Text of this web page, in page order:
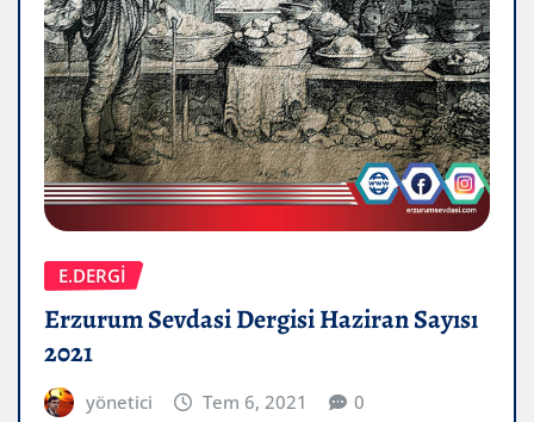
E.DERGİ
Erzurum Sevdasi Dergisi Haziran Sayısı
2021
yönetici Tem 6, 2021 0